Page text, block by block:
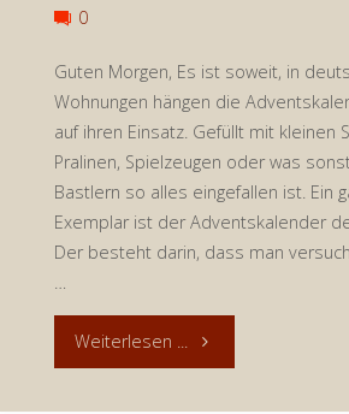
erste
Advent
ein
Turbo-
0
Guten Morgen, Es ist soweit, in
Wohnungen hängen die
auf ihren Einsatz. Gefüllt mit kleinen
Pralinen, Spielzeugen oder was
Bastlern so alles eingefallen ist. Ein
Exemplar ist der Adventskalender
Der besteht darin, dass man
…
Weiterlesen ... "Andacht